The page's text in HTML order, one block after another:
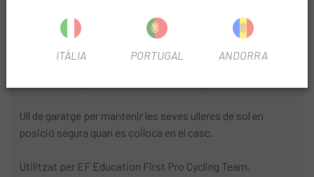
Sistema d'ajust de mida lleuger per a un ajust personalitzat.
Ull de garatge per mantenir les seves ulleres de sol en
posició segura quan es col·loca en el casc.
Utilitzat per EF Education First Pro Cycling Team.
ITÀLIA PORTUGAL ANDORRA